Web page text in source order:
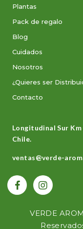
Plantas
Pack de regalo
Blog
Cuidados
Nosotros
¿Quieres ser
Contacto
Longitudinal Sur
Chile.
ventas@verde-
VERDE